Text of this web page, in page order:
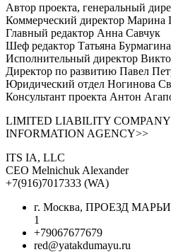
Автор проекта, генеральный
Коммерческий директор Марина
Главный редактор Анна Савчук
Шеф редактор Татьяна Бурмагина
Исполнительный директор
Директор по развитию Павел
Юридический отдел Ногинова
Консультант проекта Антон
LIMITED LIABILITY
INFORMATION AGENCY>>
ITS IA, LLC
CEO Melnichuk Alexander
+7(916)7017333 (WA)
г. Москва, ПРОЕЗД
1
+79067677679
red@yatakdumayu.ru